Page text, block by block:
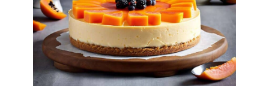
servir des gâteaux et
des tartes lors du café
ou pour les pizzas et les
tartes flambées le soir.
Avec les plaques Matera,
le plaisir élégant est
garanti. À combiner avec